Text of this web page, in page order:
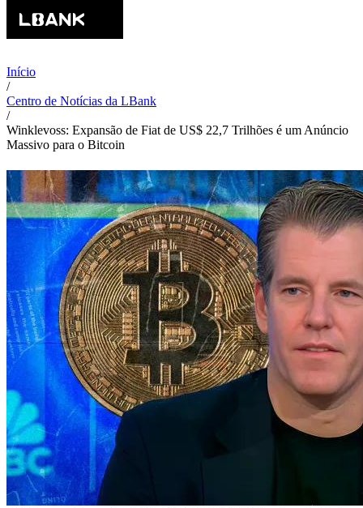
Início
/
Centro de Notícias da LBank
/
Winklevoss: Expansão de Fiat de US$ 22,7 Trilhões é um Anúncio
Massivo para o Bitcoin